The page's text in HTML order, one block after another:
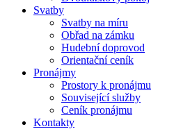
Svatby
Svatby na míru
Obřad na zámku
Hudební doprovod
Orientační ceník
Pronájmy
Prostory k pronájmu
Související služby
Ceník pronájmu
Kontakty